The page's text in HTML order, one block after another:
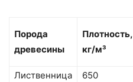
Порода
древесины
Плотность,
кг/м³
Лиственница 650